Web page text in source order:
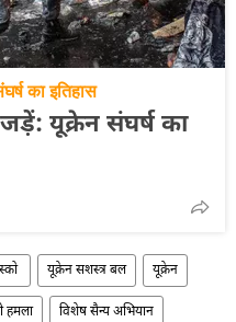
का इतिहास
यूक्रेन संघर्ष का
यूक्रेन सशस्त्र बल यूक्रेन
हमला विशेष सैन्य अभियान